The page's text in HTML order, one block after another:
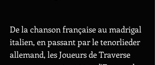
De la chanson française au madrigal
italien, en passant par le tenorlieder
allemand, les Joueurs de Traverse